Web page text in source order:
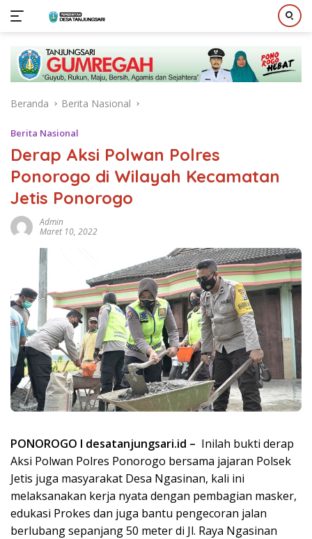
konten
Beranda Berita Nasional
Berita Nasional
Derap Aksi Polwan Polres
Ponorogo di Wilayah Kecamatan
Jetis Ponorogo
Admin
Maret 10, 2022
PONOROGO I desatanjungsari.id – Inilah bukti derap
Aksi Polwan Polres Ponorogo bersama jajaran Polsek
Jetis juga masyarakat Desa Ngasinan, kali ini
melaksanakan kerja nyata dengan pembagian masker,
edukasi Prokes dan juga bantu pengecoran jalan
berlubang sepanjang 50 meter di Jl. Raya Ngasinan